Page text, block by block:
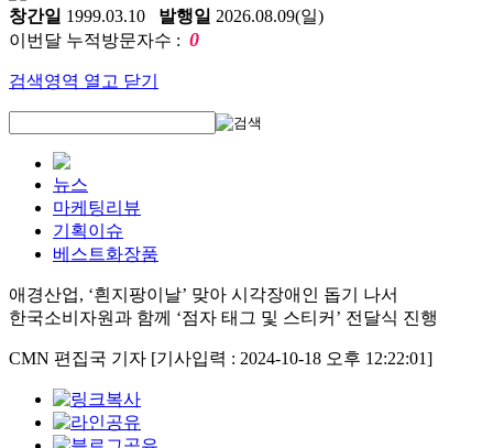
창간일 1999.03.10 발행일 2026.08.09(일)
이번달 누적방문자수 : 0
검색영역 열고 닫기
뉴스
마케팅리뷰
기획이슈
베스트화장품
애경산업, ‘흰지팡이날’ 맞아 시각장애인 돕기 나서
한국소비자원과 함께 ‘점자 태그 및 스티커’ 전달식 진행
CMN 편집국 기자 [기사입력 : 2024-10-18 오후 12:22:01]